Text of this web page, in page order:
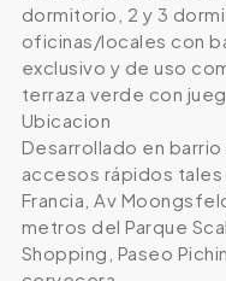
dormitorio, 2 y 3
oficinas/locales con
exclusivo y de uso
terraza verde con
Ubicacion
Desarrollado en barrio
accesos rápidos tales
Francia, Av
metros del Parque
Shopping, Paseo